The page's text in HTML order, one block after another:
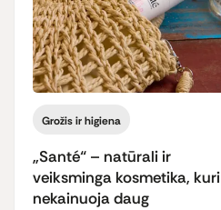
Grožis ir higiena
„Santé“ – natūrali ir
veiksminga kosmetika, kuri
nekainuoja daug